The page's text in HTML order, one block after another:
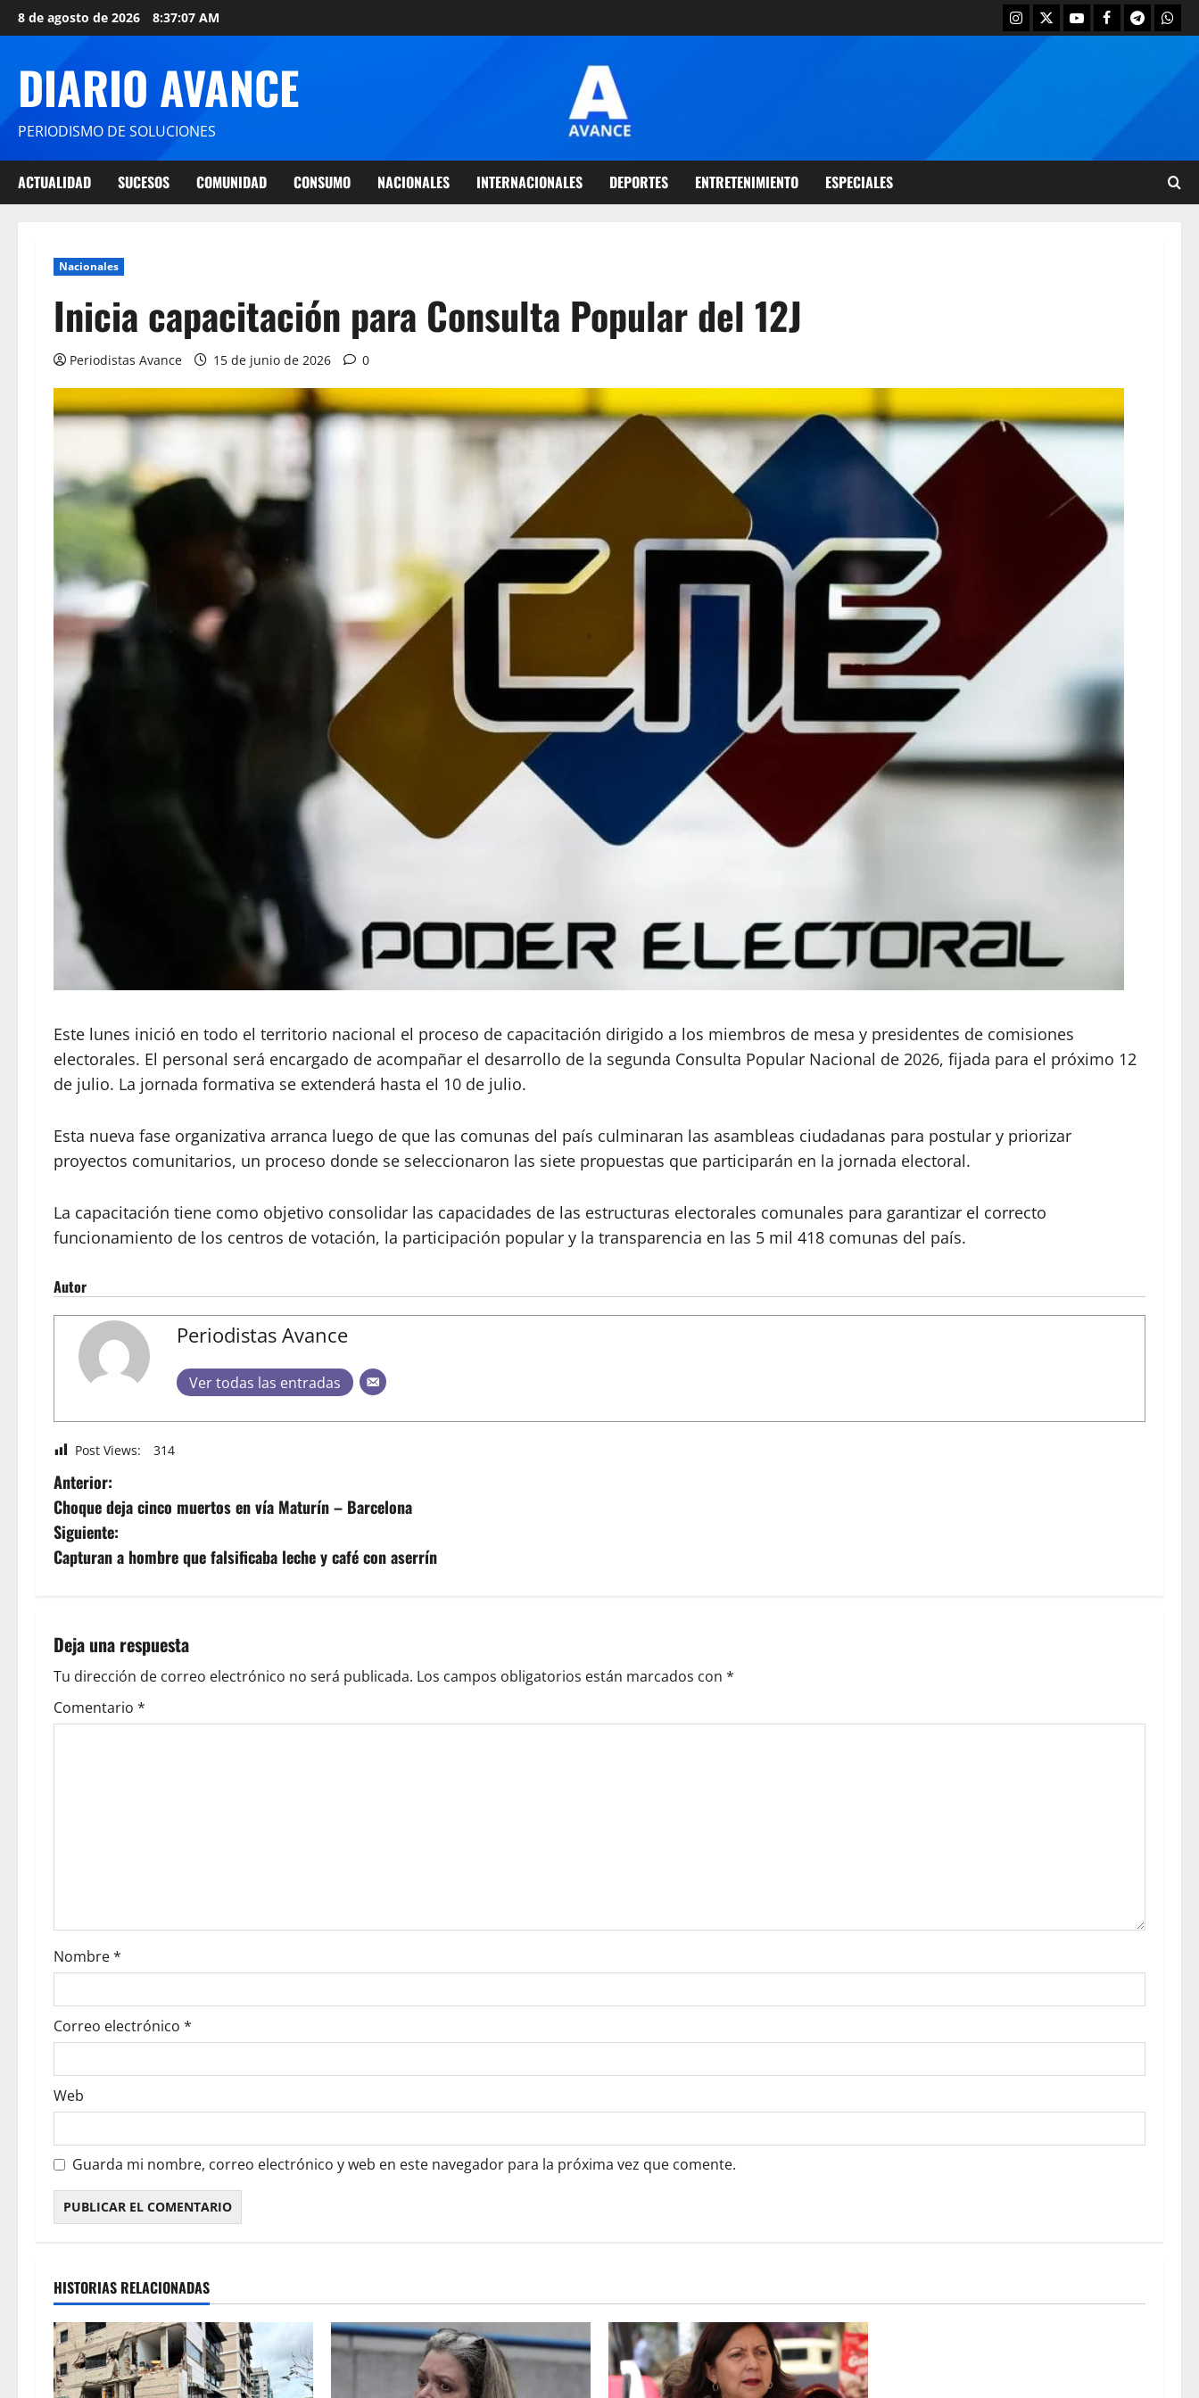
8 de agosto de 2026 8:37:08 AM
DIARIO AVANCE
PERIODISMO DE SOLUCIONES
ACTUALIDAD SUCESOS COMUNIDAD CONSUMO NACIONALES INTERNACIONALES DEPORTES ENTRETENIMIENTO ESPECIALES
Nacionales
Inicia capacitación para Consulta Popular del 12J
Periodistas Avance 15 de junio de 2026 0
Este lunes inició en todo el territorio nacional el proceso de capacitación dirigido a los miembros de mesa y presidentes de comisiones
electorales. El personal será encargado de acompañar el desarrollo de la segunda Consulta Popular Nacional de 2026, fijada para el próximo 12
de julio. La jornada formativa se extenderá hasta el 10 de julio.
Esta nueva fase organizativa arranca luego de que las comunas del país culminaran las asambleas ciudadanas para postular y priorizar
proyectos comunitarios, un proceso donde se seleccionaron las siete propuestas que participarán en la jornada electoral.
La capacitación tiene como objetivo consolidar las capacidades de las estructuras electorales comunales para garantizar el correcto
funcionamiento de los centros de votación, la participación popular y la transparencia en las 5 mil 418 comunas del país.
Autor
Periodistas Avance
Ver todas las entradas
Post Views: 314
Anterior:
Choque deja cinco muertos en vía Maturín – Barcelona
Siguiente:
Capturan a hombre que falsificaba leche y café con aserrín
Deja una respuesta
Tu dirección de correo electrónico no será publicada. Los campos obligatorios están marcados con *
Comentario *
Nombre*
Correo electrónico *
Web
Guarda mi nombre, correo electrónico y web en este navegador para la próxima vez que comente.
HISTORIAS RELACIONADAS